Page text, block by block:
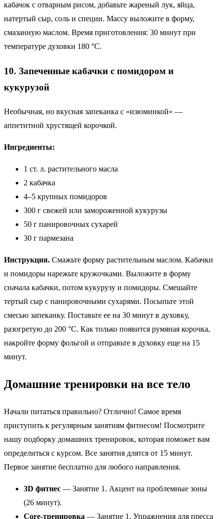
кабачок с отварным рисом, добавьте жареный лук, яйца,
натертый сыр, соль и специи. Массу выложите в форму,
смазанную маслом. Время приготовления: 30 минут при
температуре духовки 180 °C.
10. Запеченные кабачки с помидором и
кукурузой
Необычная, но вкусная запеканка с «изюминкой» —
аппетитной хрустящей корочкой.
Ингредиенты:
1 ст. л. растительного масла
2 кабачка
4–5 крупных помидоров
300 г свежей или замороженной кукурузы
50 г панировочных сухарей
30 г пармезана
Инструкция. Смажьте форму растительным маслом. Кабачки
и помидоры нарежьте кружочками. Выложите в форму
сначала кабачки, потом кукурузу и помидоры. Смешайте
тертый сыр с панировочными сухарями. Посыпьте этой
смесью запеканку. Поставьте ее на 30 минут в духовку,
разогретую до 200 °C. Как только появится румяная корочка,
накройте форму фольгой и отправьте в духовку еще на 15
минут.
Домашние тренировки на все тело
Начали питаться правильно? Отлично! Самое время
приступить к регулярным занятиям фитнесом! Посмотрите
нашу подборку домашних тренировок, которая поможет вам
определиться с курсом. Все занятия длятся от 15 минут.
Первое занятие бесплатно для любого направления.
3D фитнес — Занятие 1. Акцент на проблемные зоны
(26 минут).
Core-тренировка — Занятие 1. Упражнения для пресса